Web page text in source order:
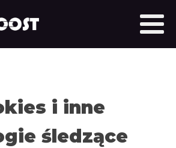
i inne
śledzące